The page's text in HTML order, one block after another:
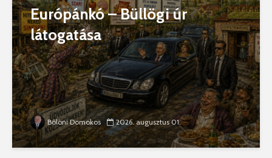
Európánkó – Büllögi úr
látogatása
Bölöni Domokos 2026. augusztus 01.